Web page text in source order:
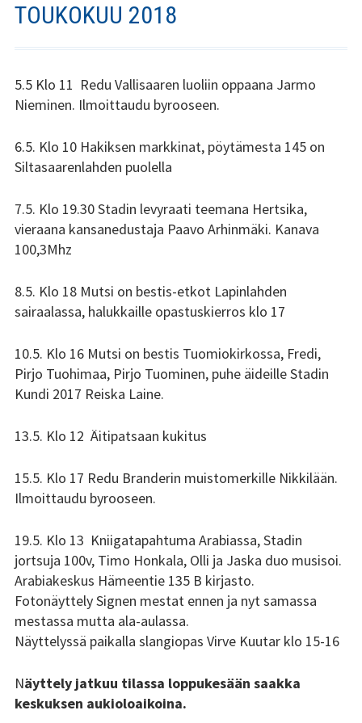
Stadin Slangi ry:n säännöt
Jäsenyys
Toiminta
Tsilari
Mediakortti
Tsilari 2021
Tsilari 2020
Tsilari 2019
Tsilari 2018
Tsilari 2017
Tsilari 2016
Tsilari 2015
Tsilari 2014
Tsilari 2013
Tsilari 2012
Stadin Friidut ja Stadin
Kundit
Stadin Friidut ja Stadin
TOUKOKUU 2018
5.5 Klo 11 Redu Vallisaaren luoliin oppaana Jarmo
Nieminen. Ilmoittaudu byrooseen.
6.5. Klo 10 Hakiksen markkinat, pöytämesta 145 on
Siltasaarenlahden puolella
7.5. Klo 19.30 Stadin levyraati teemana Hertsika,
vieraana kansanedustaja Paavo Arhinmäki. Kanava
100,3Mhz
8.5. Klo 18 Mutsi on bestis-etkot Lapinlahden
sairaalassa, halukkaille opastuskierros klo 17
10.5. Klo 16 Mutsi on bestis Tuomiokirkossa, Fredi,
Pirjo Tuohimaa, Pirjo Tuominen, puhe äideille Stadin
Kundi 2017 Reiska Laine.
13.5. Klo 12 Äitipatsaan kukitus
15.5. Klo 17 Redu Branderin muistomerkille Nikkilään.
Ilmoittaudu byrooseen.
19.5. Klo 13 Kniigatapahtuma Arabiassa, Stadin
jortsuja 100v, Timo Honkala, Olli ja Jaska duo musisoi.
Arabiakeskus Hämeentie 135 B kirjasto.
Fotonäyttely Signen mestat ennen ja nyt samassa
mestassa mutta ala-aulassa.
Näyttelyssä paikalla slangiopas Virve Kuutar klo 15-16
Näyttely jatkuu tilassa loppukesään saakka
keskuksen aukioloaikoina.